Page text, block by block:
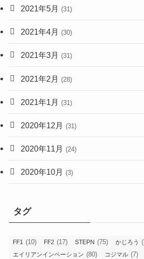
2021年5月 (31)
2021年4月 (30)
2021年3月 (31)
2021年2月 (28)
2021年1月 (31)
2020年12月 (31)
2020年11月 (24)
2020年10月 (3)
タグ
FF1 (10) FF2 (17) STEPN (75) かじろう
エイリアンインベーション (80) コジマル (7)